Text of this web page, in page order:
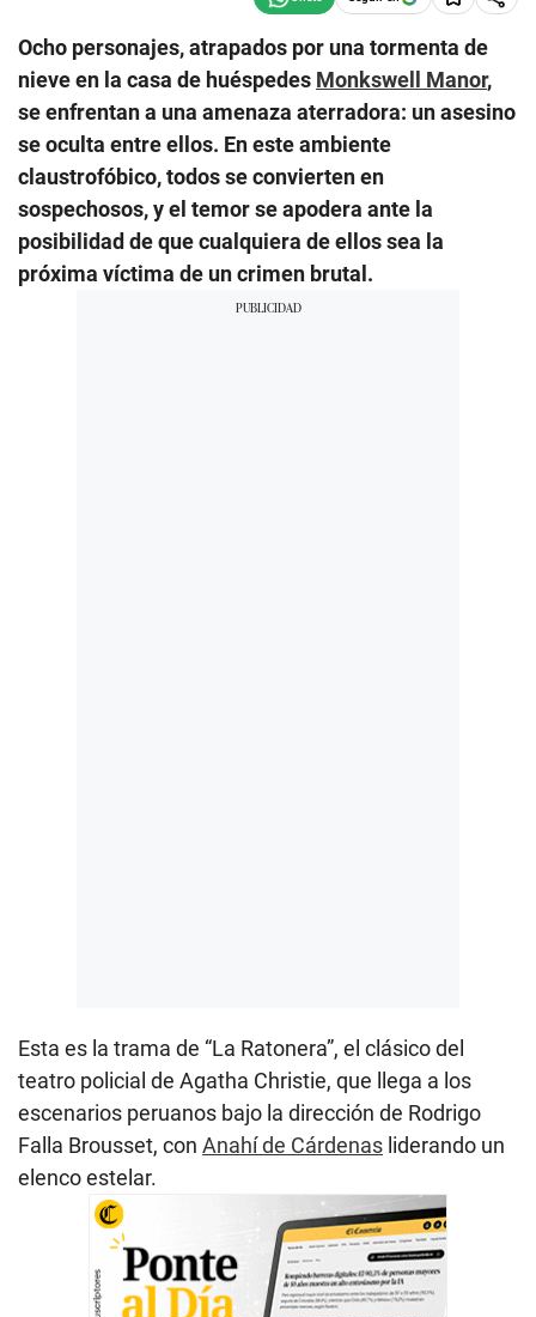
Ocho personajes, atrapados por una tormenta de
nieve en la casa de huéspedes Monkswell Manor,
se enfrentan a una amenaza aterradora: un asesino
se oculta entre ellos. En este ambiente
claustrofóbico, todos se convierten en
sospechosos, y el temor se apodera ante la
posibilidad de que cualquiera de ellos sea la
próxima víctima de un crimen brutal.
Esta es la trama de “La Ratonera”, el clásico del
teatro policial de Agatha Christie, que llega a los
escenarios peruanos bajo la dirección de Rodrigo
Falla Brousset, con Anahí de Cárdenas liderando un
elenco estelar.